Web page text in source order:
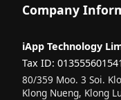
Company
iApp Technology
Tax ID:
80/359 Moo. 3 Soi.
Klong Nueng, Klong